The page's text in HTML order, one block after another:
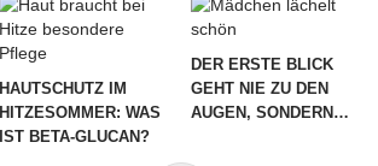
HAUTSCHUTZ IM
HITZESOMMER: WAS
IST BETA-GLUCAN?
DER ERSTE BLICK
GEHT NIE ZU DEN
AUGEN, SONDERN…